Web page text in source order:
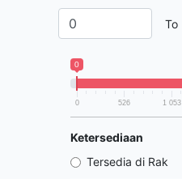
To
0
0 526 1 053
Ketersediaan
Tersedia di Rak